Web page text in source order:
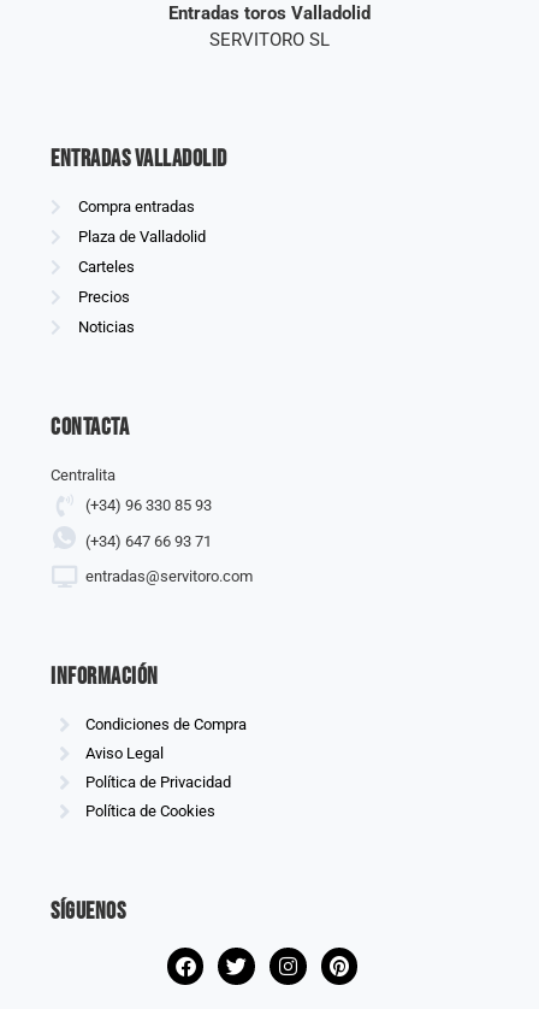
Entradas toros Valladolid
SERVITORO SL
Entradas Valladolid
Compra entradas
Plaza de Valladolid
Carteles
Precios
Noticias
Contacta
Centralita
(+34) 96 330 85 93
(+34) 647 66 93 71
entradas@servitoro.com
información
Condiciones de Compra
Aviso Legal
Política de Privacidad
Política de Cookies
Síguenos